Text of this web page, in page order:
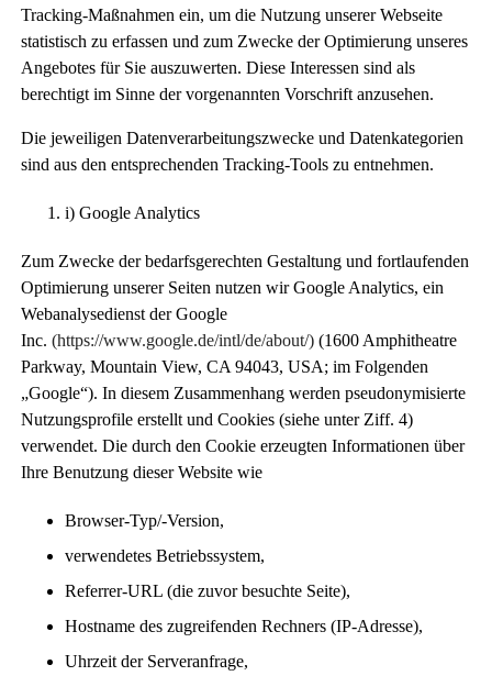
Tracking-Maßnahmen ein, um die Nutzung unserer Webseite
statistisch zu erfassen und zum Zwecke der Optimierung unseres
Angebotes für Sie auszuwerten. Diese Interessen sind als
berechtigt im Sinne der vorgenannten Vorschrift anzusehen.
Die jeweiligen Datenverarbeitungszwecke und Datenkategorien
sind aus den entsprechenden Tracking-Tools zu entnehmen.
i) Google Analytics
Zum Zwecke der bedarfsgerechten Gestaltung und fortlaufenden
Optimierung unserer Seiten nutzen wir Google Analytics, ein
Webanalysedienst derGoogle
Inc.(https://www.google.de/intl/de/about/) (1600 Amphitheatre
Parkway, Mountain View, CA 94043, USA; im Folgenden
„Google“). In diesem Zusammenhang werden pseudonymisierte
Nutzungsprofile erstellt und Cookies (siehe unter Ziff. 4)
verwendet. Die durch den Cookie erzeugten Informationen über
Ihre Benutzung dieser Website wie
Browser-Typ/-Version,
verwendetes Betriebssystem,
Referrer-URL (die zuvor besuchte Seite),
Hostname des zugreifenden Rechners (IP-Adresse),
Uhrzeit der Serveranfrage,